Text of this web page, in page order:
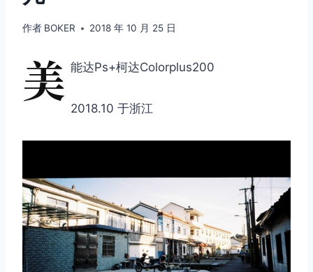
作者 BOKER 2018 年 10 月 25 日
美 能达Ps+柯达Colorplus200
2018.10 于浙江